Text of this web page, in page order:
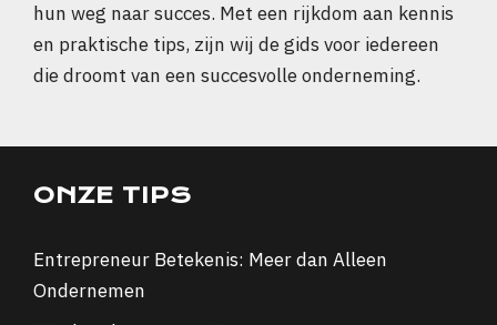
hun weg naar succes. Met een rijkdom aan kennis
en praktische tips, zijn wij de gids voor iedereen
die droomt van een succesvolle onderneming.
ONZE TIPS
Entrepreneur Betekenis: Meer dan Alleen
Ondernemen